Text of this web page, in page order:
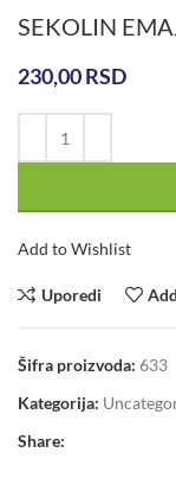
SEKOLIN
230,00RSD
Add to Wishlist
Uporedi
Šifra proizvoda: 633
Kategorija:
Share: